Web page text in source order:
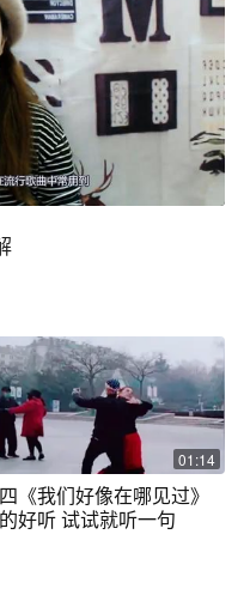
01:14
《我们好像在哪见过》
好听 试试就听一句